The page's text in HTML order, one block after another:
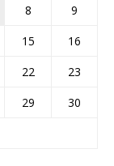
8
9
15
16
22
23
29
30